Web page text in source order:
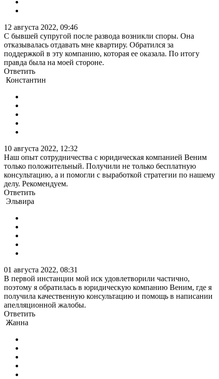
12 августа 2022, 09:46
С бывшей супругой после развода возникли споры. Она
отказывалась отдавать мне квартиру. Обратился за
поддержкой в эту компанию, которая ее оказала. По итогу
правда была на моей стороне.
Ответить
Константин
10 августа 2022, 12:32
Наш опыт сотрудничества с юридическая компанией Веним
только положительный. Получили не только бесплатную
консультацию, а и помогли с выработкой стратегии по нашему
делу. Рекомендуем.
Ответить
Эльвира
01 августа 2022, 08:31
В первой инстанции мой иск удовлетворили частично,
поэтому я обратилась в юридическую компанию Веним, где я
получила качественную консультацию и помощь в написании
апелляционной жалобы.
Ответить
Жанна